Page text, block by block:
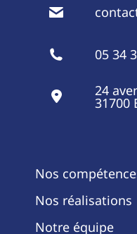
05 34
24
31700
Nos
Nos réalisations
Notre équipe